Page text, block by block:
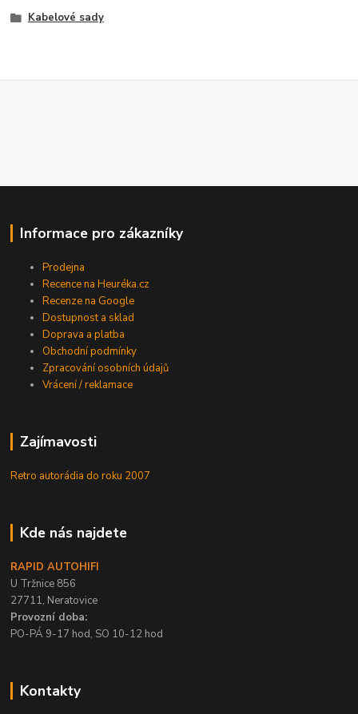
Kabelové sady
Informace pro zákazníky
Prodejna
Recence na Heuréka.cz
Recenze na Google
Dostupnost a sklad
Doprava a platba
Obchodní podmínky
Zpracování osobních údajů
Vrácení / reklamace
Zajímavosti
Retro autorádia do roku 2007
Kde nás najdete
RAPID AUTOHIFI
U Tržnice 856
27711, Neratovice
Provozní doba:
PO-PÁ 9-17 hod, SO 10-12 hod
Kontakty